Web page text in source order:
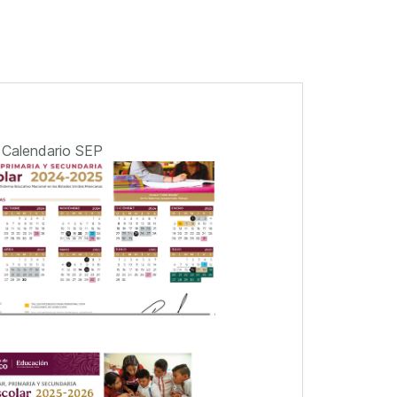
Calendario SEP